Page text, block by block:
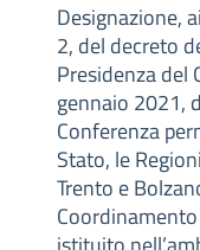
Designazione,
2, del decreto
Presidenza del
gennaio 2021,
Conferenza
Stato, le
Trento e